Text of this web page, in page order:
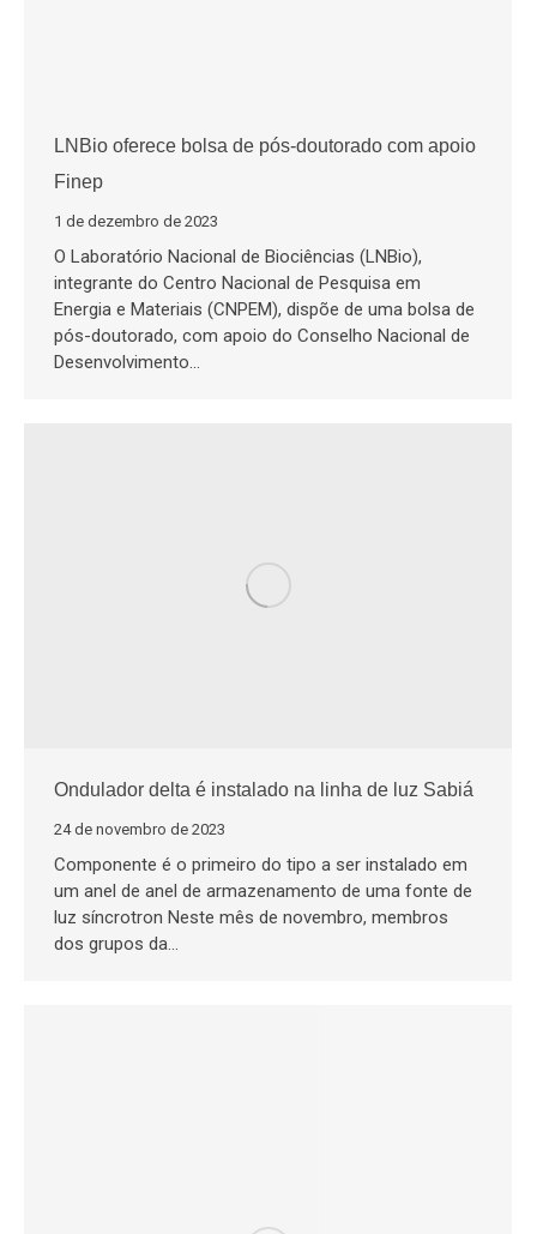
LNBio oferece bolsa de pós-doutorado com apoio
Finep
1 de dezembro de 2023
O Laboratório Nacional de Biociências (LNBio),
integrante do Centro Nacional de Pesquisa em
Energia e Materiais (CNPEM), dispõe de uma bolsa de
pós-doutorado, com apoio do Conselho Nacional de
Desenvolvimento…
Ondulador delta é instalado na linha de luz Sabiá
24 de novembro de 2023
Componente é o primeiro do tipo a ser instalado em
um anel de anel de armazenamento de uma fonte de
luz síncrotron Neste mês de novembro, membros
dos grupos da…